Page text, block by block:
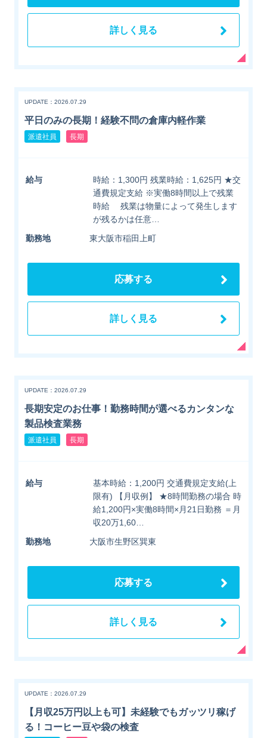
詳しく見る
UPDATE：2026.07.29
平日のみの長期！経験不問の倉庫内軽作業
派遣社員 長期
給与
時給：1,300円 残業時給：1,625円 ★交
通費規定支給 ※実働8時間以上で残業
時給 残業は物量によって発生します
が残るかは任意…
勤務地
東大阪市稲田上町
応募する
詳しく見る
UPDATE：2026.07.29
長期安定のお仕事！勤務時間が選べるカンタンな
製品検査業務
派遣社員 長期
給与
基本時給：1,200円 交通費規定支給(上
限有) 【月収例】 ★8時間勤務の場合 時
給1,200円×実働8時間×月21日勤務 ＝月
収20万1,60…
勤務地
大阪市生野区巽東
応募する
詳しく見る
UPDATE：2026.07.29
【月収25万円以上も可】未経験でもガッツリ稼げ
る！コーヒー豆や袋の検査